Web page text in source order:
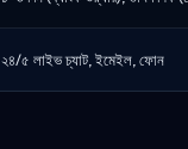
২৪/৫ লাইভ চ্যাট, ইমেইল, ফোন